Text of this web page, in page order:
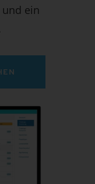
und ein